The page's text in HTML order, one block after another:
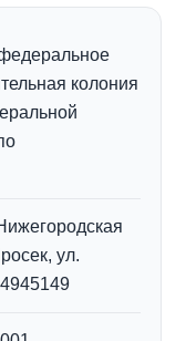
колония
ул.